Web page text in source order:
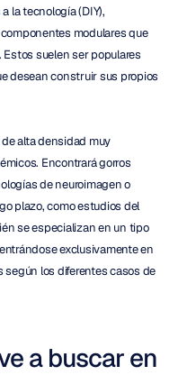
la tecnología (DIY),
modulares que
suelen ser populares
desean construir sus propios
alta densidad muy
Encontrará gorros
de neuroimagen o
plazo, como estudios del
se especializan en un tipo
exclusivamente en
los diferentes casos de
a buscar en